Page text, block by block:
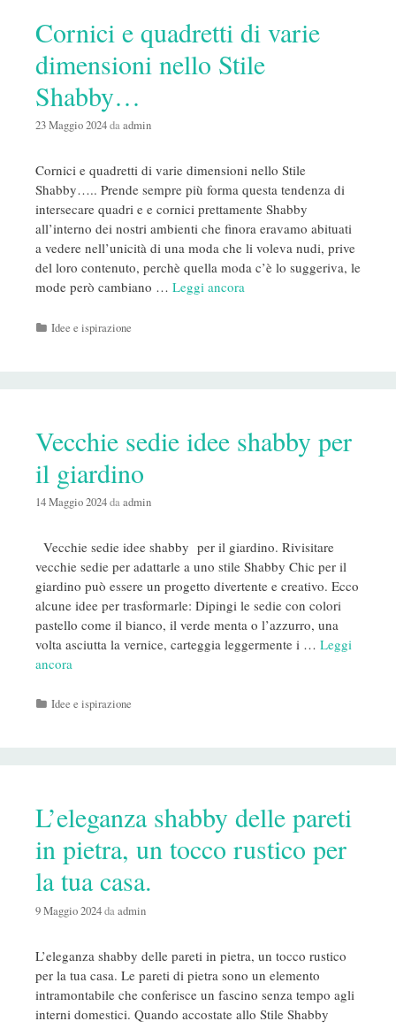
Cornici e quadretti di varie
dimensioni nello Stile
Shabby…
23 Maggio 2024daadmin
Cornici e quadretti di varie dimensioni nello Stile
Shabby….. Prende sempre più forma questa tendenza di
intersecare quadri e e cornici prettamente Shabby
all’interno dei nostri ambienti che finora eravamo abituati
a vedere nell’unicità di una moda che li voleva nudi, prive
del loro contenuto, perchè quella moda c’è lo suggeriva, le
mode però cambiano … Leggi ancora
Categorie
Idee e ispirazione
Vecchie sedie idee shabby per
il giardino
14 Maggio 2024daadmin
Vecchie sedie idee shabby per il giardino. Rivisitare
vecchie sedie per adattarle a uno stile Shabby Chic per il
giardino può essere un progetto divertente e creativo. Ecco
alcune idee per trasformarle: Dipingi le sedie con colori
pastello come il bianco, il verde menta o l’azzurro, una
volta asciutta la vernice, carteggia leggermente i … Leggi
ancora
Categorie
Idee e ispirazione
L’eleganza shabby delle pareti
in pietra, un tocco rustico per
la tua casa.
9 Maggio 2024daadmin
L’eleganza shabby delle pareti in pietra, un tocco rustico
per la tua casa. Le pareti di pietra sono un elemento
intramontabile che conferisce un fascino senza tempo agli
interni domestici. Quando accostate allo Stile Shabby